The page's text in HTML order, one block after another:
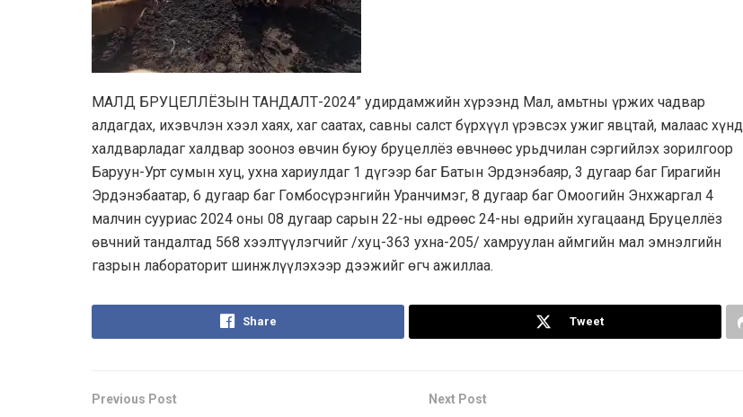
МАЛД БРУЦЕЛЛЁЗЫН ТАНДАЛТ-2024” удирдамжийн хүрээнд Мал, амьтны үржих чадвар
алдагдах, ихэвчлэн хээл хаях, хаг саатах, савны салст бүрхүүл үрэвсэх ужиг явцтай, малаас хүнд
халдварладаг халдвар зооноз өвчин буюу бруцеллёз өвчнөөс урьдчилан сэргийлэх зорилгоор
Баруун-Урт сумын хуц, ухна хариулдаг 1 дүгээр баг Батын Эрдэнэбаяр, 3 дугаар баг Гирагийн
Эрдэнэбаатар, 6 дугаар баг Гомбосүрэнгийн Уранчимэг, 8 дугаар баг Омоогийн Энхжаргал 4
малчин сууриас 2024 оны 08 дугаар сарын 22-ны өдрөөс 24-ны өдрийн хугацаанд Бруцеллёз
өвчний тандалтад 568 хээлтүүлэгчийг /хуц-363 ухна-205/ хамруулан аймгийн мал эмнэлгийн
газрын лабораторит шинжлүүлэхээр дээжийг өгч ажиллаа.
Share Tweet
Previous Post Next Post